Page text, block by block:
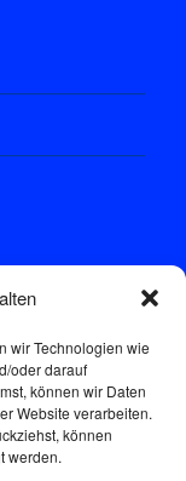
wir Technologien wie
oder darauf
können wir Daten
Website verarbeiten.
können
werden.